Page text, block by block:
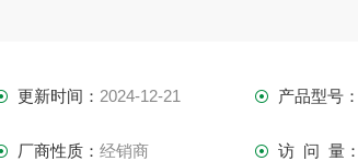
更新时间： 2024-12-21 产品型号：
厂商性质：经销商 访 问 量：